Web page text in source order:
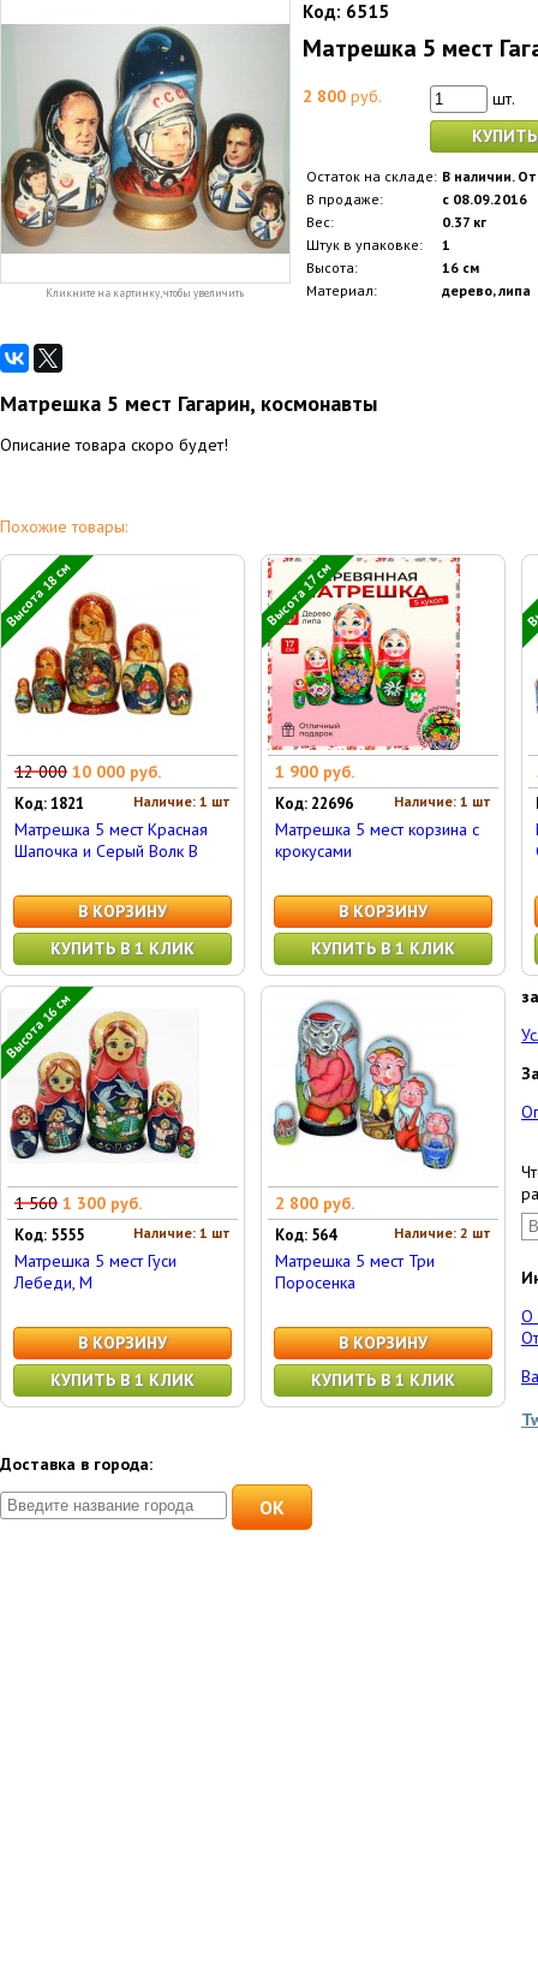
Кликните на картинку, чтобы увеличить
Код: 6515
Матрешка 5 мест
2 800 руб.
шт.
Остаток на складе: В наличии.
В продаже:
с 08.09.2016
Вес:
0.37 кг
Штук в упаковке:
1
Высота:
16 см
Материал:
дерево, липа
Матрешка 5 мест Гагарин, космонавты
Описание товара скоро будет!
Похожие товары:
Высота 18 см
12 000 10 000 руб.
Наличие: 1 шт
Код: 1821
Матрешка 5 мест Красная
Шапочка и Серый Волк В
В КОРЗИНУ
КУПИТЬ В 1 КЛИК
Высота 17 см
1 900 руб.
Наличие: 1 шт
Код: 22696
Матрешка 5 мест корзина с
крокусами
В КОРЗИНУ
КУПИТЬ В 1 КЛИК
Высота 16 см
1 560 1 300 руб.
Наличие: 1 шт
Код: 5555
Матрешка 5 мест Гуси
Лебеди, М
В КОРЗИНУ
КУПИТЬ В 1 КЛИК
2 800 руб.
Наличие: 2 шт
Код: 564
Матрешка 5 мест Три
Поросенка
В КОРЗИНУ
КУПИТЬ В 1 КЛИК
О
Доставка в города:
OK